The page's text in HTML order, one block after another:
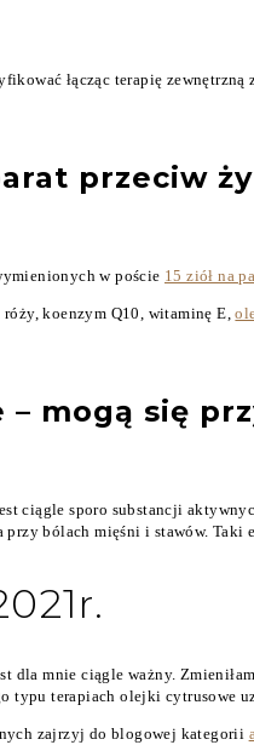
łącząc terapię
przeciw
w poście 15 ziół na
koenzym Q10, witaminę E,
– mogą się
ciągle sporo substancji
przy bólach mięśni i stawów.
dla mnie ciągle ważny.
typu terapiach olejki cytrusowe
zajrzyj do blogowej kategorii